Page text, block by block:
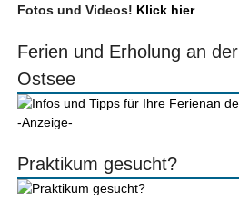
Fotos und Videos! Klick hier
Ferien und Erholung an der
Ostsee
-Anzeige-
Praktikum gesucht?